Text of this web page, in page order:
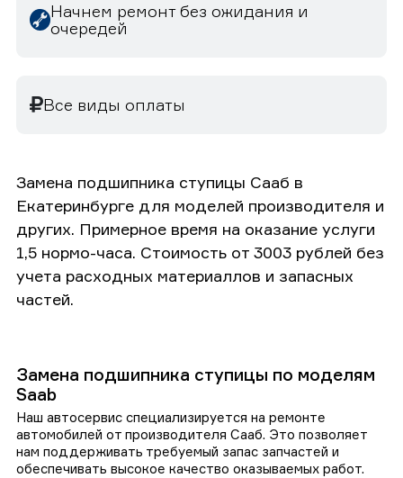
Начнем ремонт без ожидания и
очередей
Все виды оплаты
Замена подшипника ступицы Сааб в
Екатеринбурге для моделей производителя и
других. Примерное время на оказание услуги
1,5 нормо-часа. Стоимость от 3003 рублей без
учета расходных материаллов и запасных
частей.
Замена подшипника ступицы по моделям
Saab
Наш автосервис специализируется на ремонте
автомобилей от производителя Сааб. Это позволяет
нам поддерживать требуемый запас запчастей и
обеспечивать высокое качество оказываемых работ.